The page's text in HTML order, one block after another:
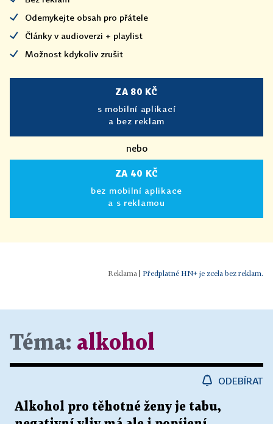
Odemykejte obsah pro přátele
Články v audioverzi + playlist
Možnost kdykoliv zrušit
ZA 80 KČ
s mobilní aplikací
a bez reklam
nebo
ZA 40 KČ
bez mobilní aplikace
a s reklamou
Předplatné HN+ je zcela bez reklam.
Téma: alkohol
ODEBÍRAT
Alkohol pro těhotné ženy je tabu,